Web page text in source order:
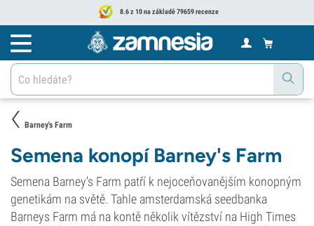
8.6 z 10 na základě 79659 recenze
Barney's Farm
Semena konopí Barney's Farm
Semena Barney's Farm patří k nejoceňovanějším konopným
genetikám na světě. Tahle amsterdamská seedbanka
Barneys Farm má na kontě několik vítězství na High Times